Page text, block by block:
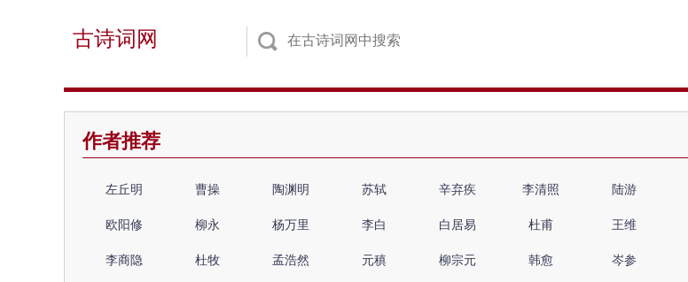
古诗词网
作者推荐
左丘明 曹操 陶渊明 苏轼 辛弃疾 李清照 陆游
欧阳修 柳永 杨万里 李白 白居易 杜甫 王维
李商隐 杜牧 孟浩然 元稹 柳宗元 韩愈 岑参